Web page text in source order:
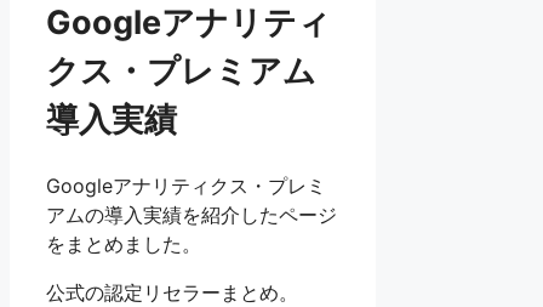
Googleアナリティ
クス・プレミアム
導入実績
Googleアナリティクス・プレミ
アムの導入実績を紹介したページ
をまとめました。
公式の認定リセラーまとめ。